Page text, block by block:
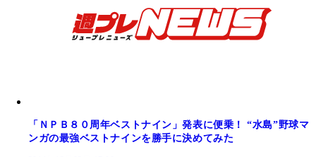
「ＮＰＢ８０周年ベストナイン」発表に便乗！ “水島”野球マ
ンガの最強ベストナインを勝手に決めてみた